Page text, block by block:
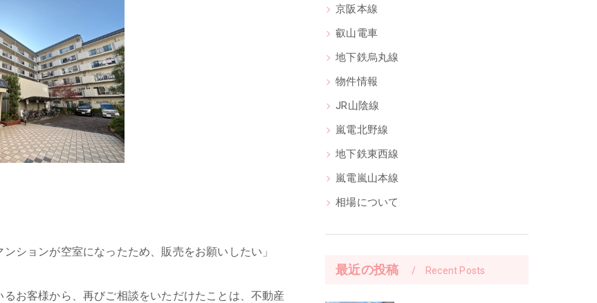
ションが空室になったため、販売をお願いしたい」
お客様から、再びご相談をいただけたことは、不動産
京阪本線
叡山電車
地下鉄烏丸線
物件情報
JR山陰線
嵐電北野線
地下鉄東西線
嵐電嵐山本線
相場について
最近の投稿 Recent Posts